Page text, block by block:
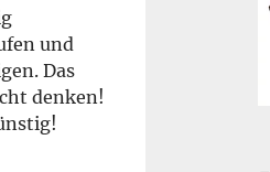
und
Das
denken!